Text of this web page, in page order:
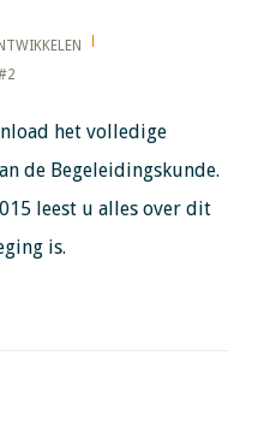
het volledige
de Begeleidingskunde.
leest u alles over dit
is.